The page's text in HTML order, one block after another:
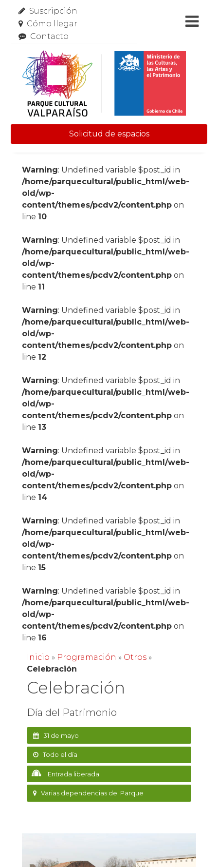
Suscripción
Cómo llegar
Contacto
Solicitud de espacios
Warning: Undefined variable $post_id in
/home/parquecultural/public_html/web-
old/wp-
content/themes/pcdv2/content.phpon
line 10
Warning: Undefined variable $post_id in
/home/parquecultural/public_html/web-
old/wp-
content/themes/pcdv2/content.phpon
line 11
Warning: Undefined variable $post_id in
/home/parquecultural/public_html/web-
old/wp-
content/themes/pcdv2/content.phpon
line 12
Warning: Undefined variable $post_id in
/home/parquecultural/public_html/web-
old/wp-
content/themes/pcdv2/content.phpon
line 13
Warning: Undefined variable $post_id in
/home/parquecultural/public_html/web-
old/wp-
content/themes/pcdv2/content.phpon
line 14
Warning: Undefined variable $post_id in
/home/parquecultural/public_html/web-
old/wp-
content/themes/pcdv2/content.phpon
line 15
Warning: Undefined variable $post_id in
/home/parquecultural/public_html/web-
old/wp-
content/themes/pcdv2/content.phpon
line 16
Inicio » Programación » Otros»
Celebración
Celebración
Día del Patrimonio
31 de mayo
Todo el día
Entrada liberada
Varias dependencias del Parque